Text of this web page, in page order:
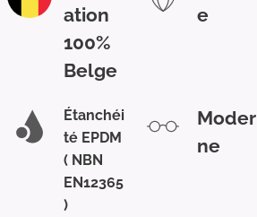
ation
100%
Belge
e
Étanchéi
té EPDM
( NBN
EN12365
)
Moder
ne